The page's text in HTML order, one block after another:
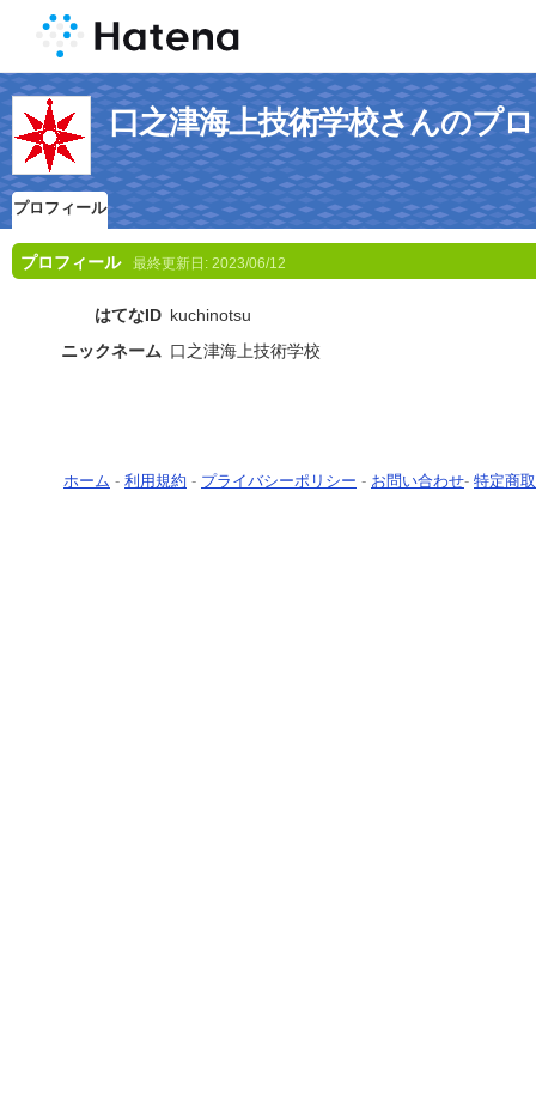
口之津海上技術学校さんのプ
プロフィール
プロフィール 最終更新日: 2023/06/12
はてなID kuchinotsu
ニックネーム 口之津海上技術学校
ホーム - 利用規約 - プライバシーポリシー - お問い合わせ- 特定商